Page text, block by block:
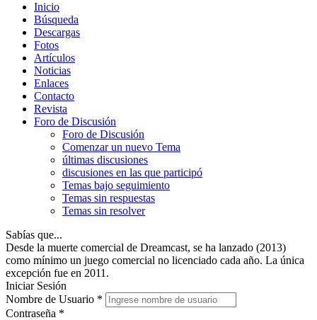
Inicio
Búsqueda
Descargas
Fotos
Artículos
Noticias
Enlaces
Contacto
Revista
Foro de Discusión
Foro de Discusión
Comenzar un nuevo Tema
últimas discusiones
discusiones en las que participó
Temas bajo seguimiento
Temas sin respuestas
Temas sin resolver
Sabías que...
Desde la muerte comercial de Dreamcast, se ha lanzado (2013)
como mínimo un juego comercial no licenciado cada año. La única
excepción fue en 2011.
Iniciar Sesión
Nombre de Usuario *
Contraseña *